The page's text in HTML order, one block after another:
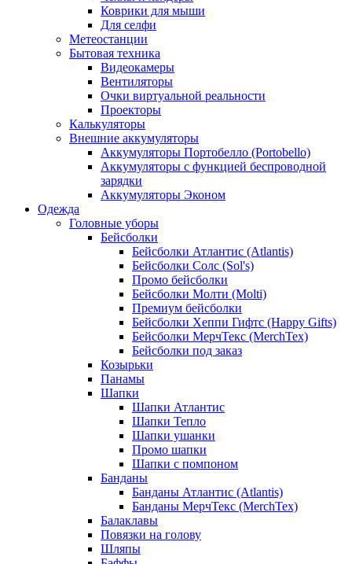
Коврики для мыши
Для селфи
Метеостанции
Бытовая техника
Видеокамеры
Вентиляторы
Очки виртуальной реальности
Проекторы
Калькуляторы
Внешние аккумуляторы
Аккумуляторы Портобелло (Portobello)
Аккумуляторы с функцией беспроводной
зарядки
Аккумуляторы Эконом
Одежда
Головные уборы
Бейсболки
Бейсболки Атлантис (Atlantis)
Бейсболки Солс (Sol's)
Промо бейсболки
Бейсболки Молти (Molti)
Премиум бейсболки
Бейсболки Хеппи Гифтс (Happy Gifts)
Бейсболки МерчТекс (MerchTex)
Бейсболки под заказ
Козырьки
Панамы
Шапки
Шапки Атлантис
Шапки Тепло
Шапки ушанки
Промо шапки
Шапки с помпоном
Банданы
Банданы Атлантис (Atlantis)
Банданы МерчТекс (MerchTex)
Балаклавы
Повязки на голову
Шляпы